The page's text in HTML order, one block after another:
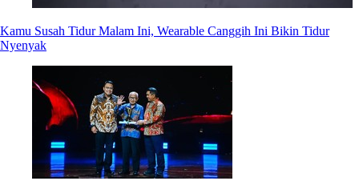
Kamu Susah Tidur Malam Ini, Wearable Canggih Ini Bikin Tidur
Nyenyak